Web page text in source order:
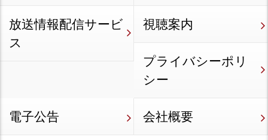
放送情報配信サービ
ス
視聴案内
プライバシーポリ
シー
電子公告 会社概要